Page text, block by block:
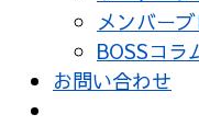
メンバー
BOSSコラ
お問い合わせ